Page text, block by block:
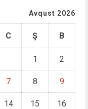
Avqust 2026
C Ş B
1 2
7 8 9
14 15 16